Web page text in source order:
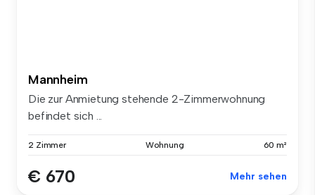
Mannheim
Die zur Anmietung stehende 2-Zimmerwohnung
befindet sich ...
2 Zimmer Wohnung 60 m²
€ 670 Mehr sehen